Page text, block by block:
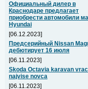
Официальный дилер в
Краснодаре предлагает
приобрести автомобили
Hyundai
[06.12.2023]
Предсерийный Nissan
дебютирует 16 июля
[06.11.2023]
Skoda Octavia karavan
najvise novca
[06.11.2023]